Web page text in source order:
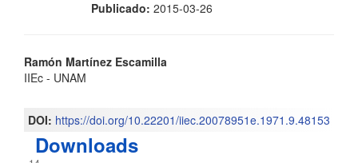
Publicado: 2015-03-26
Contenido
del
artículo
Ramón Martínez Escamilla
IIEc - UNAM
DOI: https://doi.org/10.22201/iiec.20078951e.1971.9.48153
Downloads